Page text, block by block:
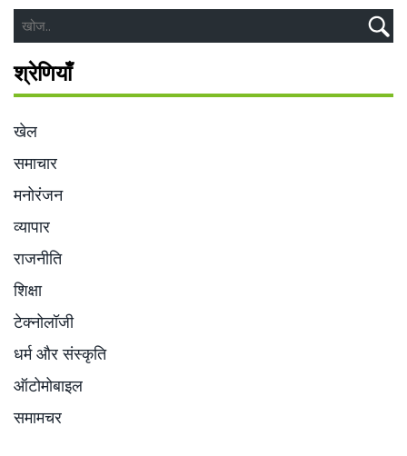
श्रेणियाँ
खेल
समाचार
मनोरंजन
व्यापार
राजनीति
शिक्षा
टेक्नोलॉजी
धर्म और संस्कृति
ऑटोमोबाइल
समामचर